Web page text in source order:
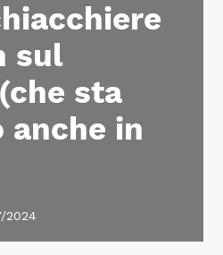
sul
sta
anche in
2024